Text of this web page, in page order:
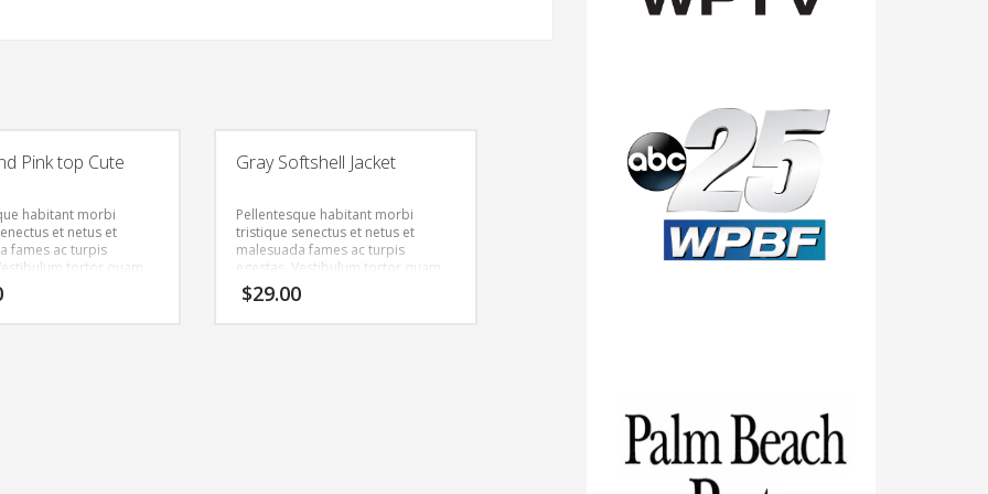
Pink top Cute
habitant morbi
et netus et
fames ac turpis
tortor quam,
ultricies eget, tempor
Donec eu libero sit
Gray Softshell Jacket
Pellentesque habitant morbi
tristique senectus et netus et
malesuada fames ac turpis
egestas. Vestibulum tortor quam,
feugiat vitae, ultricies eget, tempor
sit amet, ante. Donec eu libero sit
$29.00